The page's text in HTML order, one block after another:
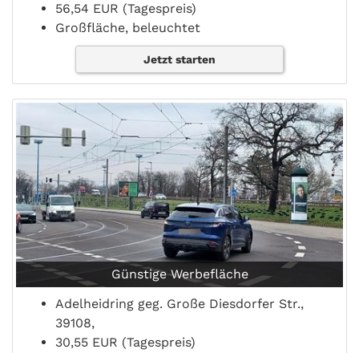
56,54 EUR (Tagespreis)
Großfläche, beleuchtet
Jetzt starten
Günstige Werbefläche
Adelheidring geg. Große Diesdorfer Str.,
39108,
30,55 EUR (Tagespreis)